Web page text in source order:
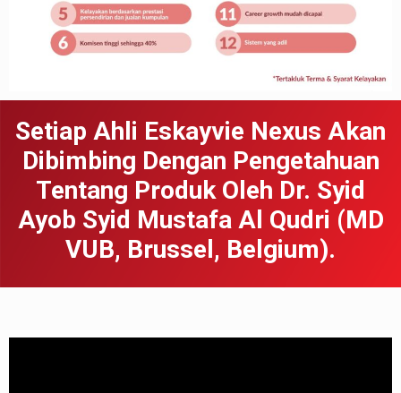
Setiap Ahli Eskayvie Nexus Akan
Dibimbing Dengan Pengetahuan
Tentang Produk Oleh Dr. Syid
Ayob Syid Mustafa Al Qudri (MD
VUB, Brussel, Belgium).